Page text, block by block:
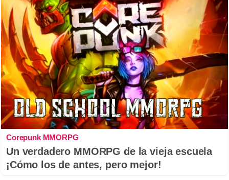
Corepunk MMORPG
Un verdadero MMORPG de la vieja escuela
¡Cómo los de antes, pero mejor!